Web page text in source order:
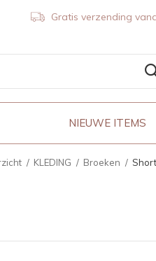
NIEUWE ITEMS
Gratis verzending
KLEDING Broeken